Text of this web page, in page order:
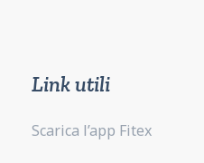
Link utili
Scarica l’app Fitex